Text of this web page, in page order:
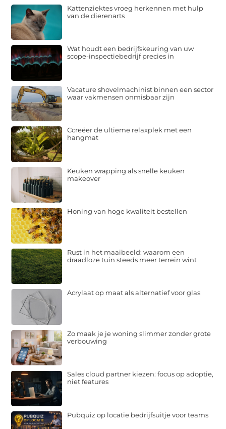
Kattenziektes vroeg herkennen met hulp
van de dierenarts
Wat houdt een bedrijfskeuring van uw
scope-inspectiebedrijf precies in
Vacature shovelmachinist binnen een sector
waar vakmensen onmisbaar zijn
Ccreëer de ultieme relaxplek met een
hangmat
Keuken wrapping als snelle keuken
makeover
Honing van hoge kwaliteit bestellen
Rust in het maaibeeld: waarom een
draadloze tuin steeds meer terrein wint
Acrylaat op maat als alternatief voor glas
Zo maak je je woning slimmer zonder grote
verbouwing
Sales cloud partner kiezen: focus op adoptie,
niet features
Pubquiz op locatie bedrijfsuitje voor teams